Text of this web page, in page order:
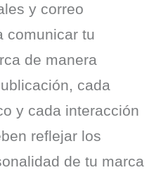
y correo
comunicar tu
de manera
cada
y cada interacción
reflejar los
de tu marca